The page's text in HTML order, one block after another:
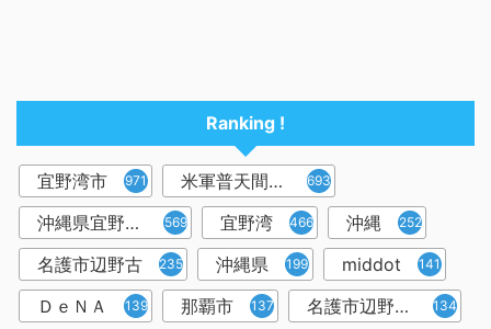
Ranking !
宜野湾市 971 米軍普天間飛行場 693
沖縄県宜野湾市 569 宜野湾 466 沖縄 252
名護市辺野古 235 沖縄県 199 middot 141
ＤｅＮＡ 139 那覇市 137 名護市辺野古移設 134